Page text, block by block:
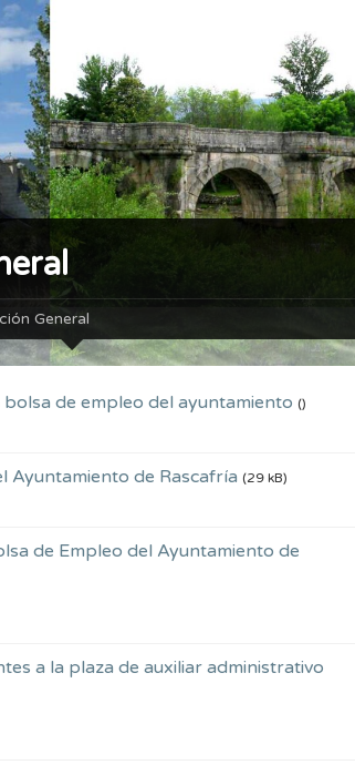
General
de empleo del ayuntamiento ()
Ayuntamiento de Rascafría (29 kB)
de Empleo del Ayuntamiento de
a la plaza de auxiliar administrativo